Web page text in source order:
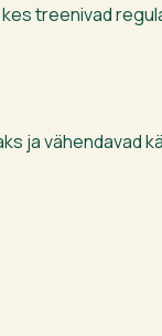
treenivad
ja vähendavad